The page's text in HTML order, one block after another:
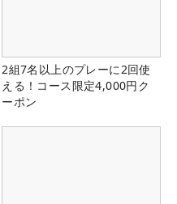
2組7名以上のプレーに2回使
える！コース限定4,000円ク
ーポン